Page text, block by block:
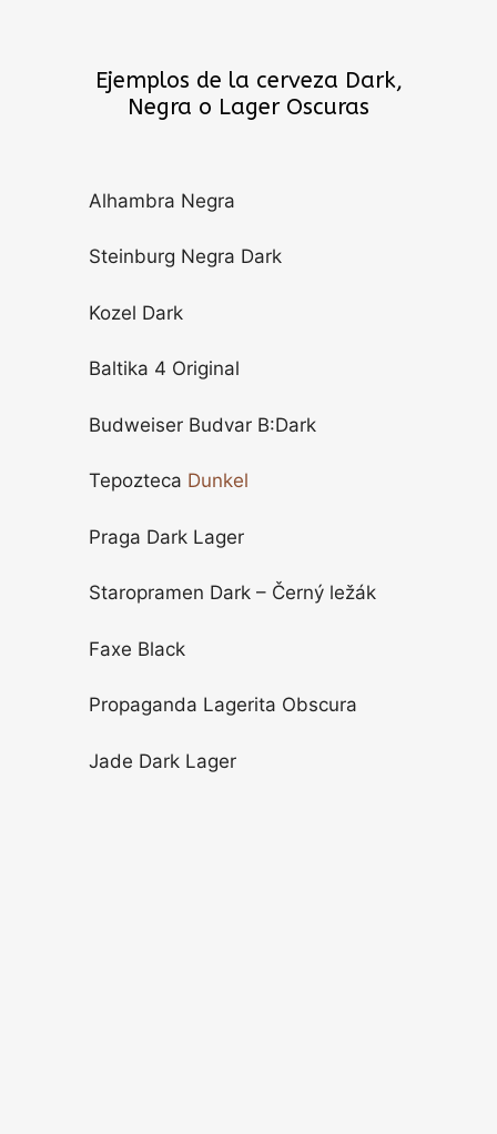
Ejemplos de la cerveza Dark,
Negra o Lager Oscuras
Alhambra Negra
Steinburg Negra Dark
Kozel Dark
Baltika 4 Original
Budweiser Budvar B:Dark
Tepozteca Dunkel
Praga Dark Lager
Staropramen Dark – Černý ležák
Faxe Black
Propaganda Lagerita Obscura
Jade Dark Lager